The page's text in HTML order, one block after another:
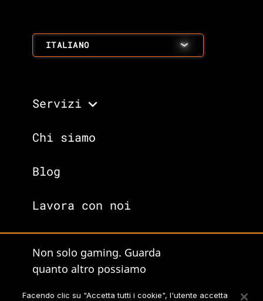
ITALIANO
Servizi
Chi siamo
Blog
Lavora con noi
Non solo gaming. Guarda
quanto altro possiamo
Facendo clic su "Accetta tutti i cookie", l'utente accetta